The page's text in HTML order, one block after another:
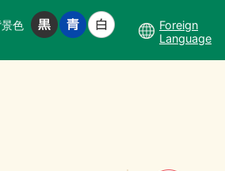
色
Foreign
Language